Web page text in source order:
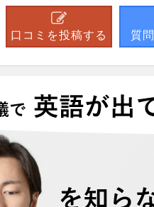
口コミを投稿する 質